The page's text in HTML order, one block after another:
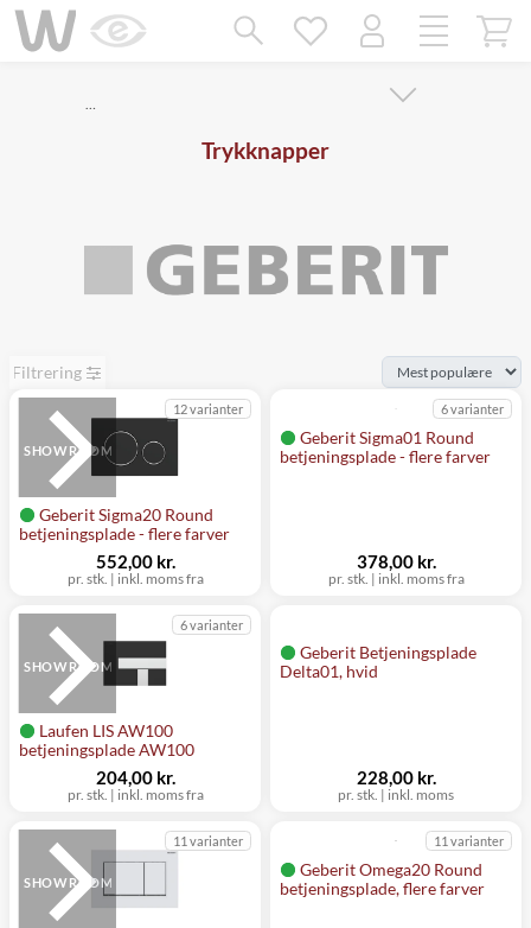
…
Trykknapper
Filtrering
Geberit Sigma20 Round
betjeningsplade - flere farver
12 varianter
SHOWROOM
pr. stk. | inkl. moms fra
552,00 kr.
Geberit Sigma01 Round
betjeningsplade - flere farver
6 varianter
pr. stk. | inkl. moms fra
378,00 kr.
Laufen LIS AW100
betjeningsplade AW100
6 varianter
SHOWROOM
pr. stk. | inkl. moms fra
204,00 kr.
Geberit Betjeningsplade
Delta01, hvid
pr. stk. | inkl. moms
228,00 kr.
11 varianter
SHOWROOM
Geberit Omega20 Round
betjeningsplade, flere farver
11 varianter
Mangler chatten?
Ret samtykke!